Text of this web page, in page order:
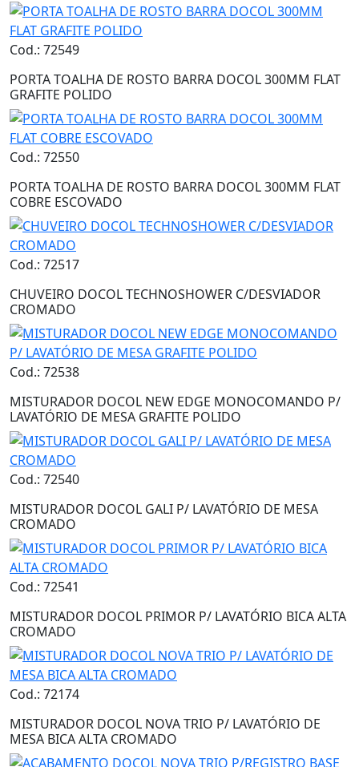
Cod.: 72549
PORTA TOALHA DE ROSTO BARRA DOCOL 300MM FLAT
GRAFITE POLIDO
Cod.: 72550
PORTA TOALHA DE ROSTO BARRA DOCOL 300MM FLAT
COBRE ESCOVADO
Cod.: 72517
CHUVEIRO DOCOL TECHNOSHOWER C/DESVIADOR
CROMADO
Cod.: 72538
MISTURADOR DOCOL NEW EDGE MONOCOMANDO P/
LAVATÓRIO DE MESA GRAFITE POLIDO
Cod.: 72540
MISTURADOR DOCOL GALI P/ LAVATÓRIO DE MESA
CROMADO
Cod.: 72541
MISTURADOR DOCOL PRIMOR P/ LAVATÓRIO BICA ALTA
CROMADO
Cod.: 72174
MISTURADOR DOCOL NOVA TRIO P/ LAVATÓRIO DE
MESA BICA ALTA CROMADO